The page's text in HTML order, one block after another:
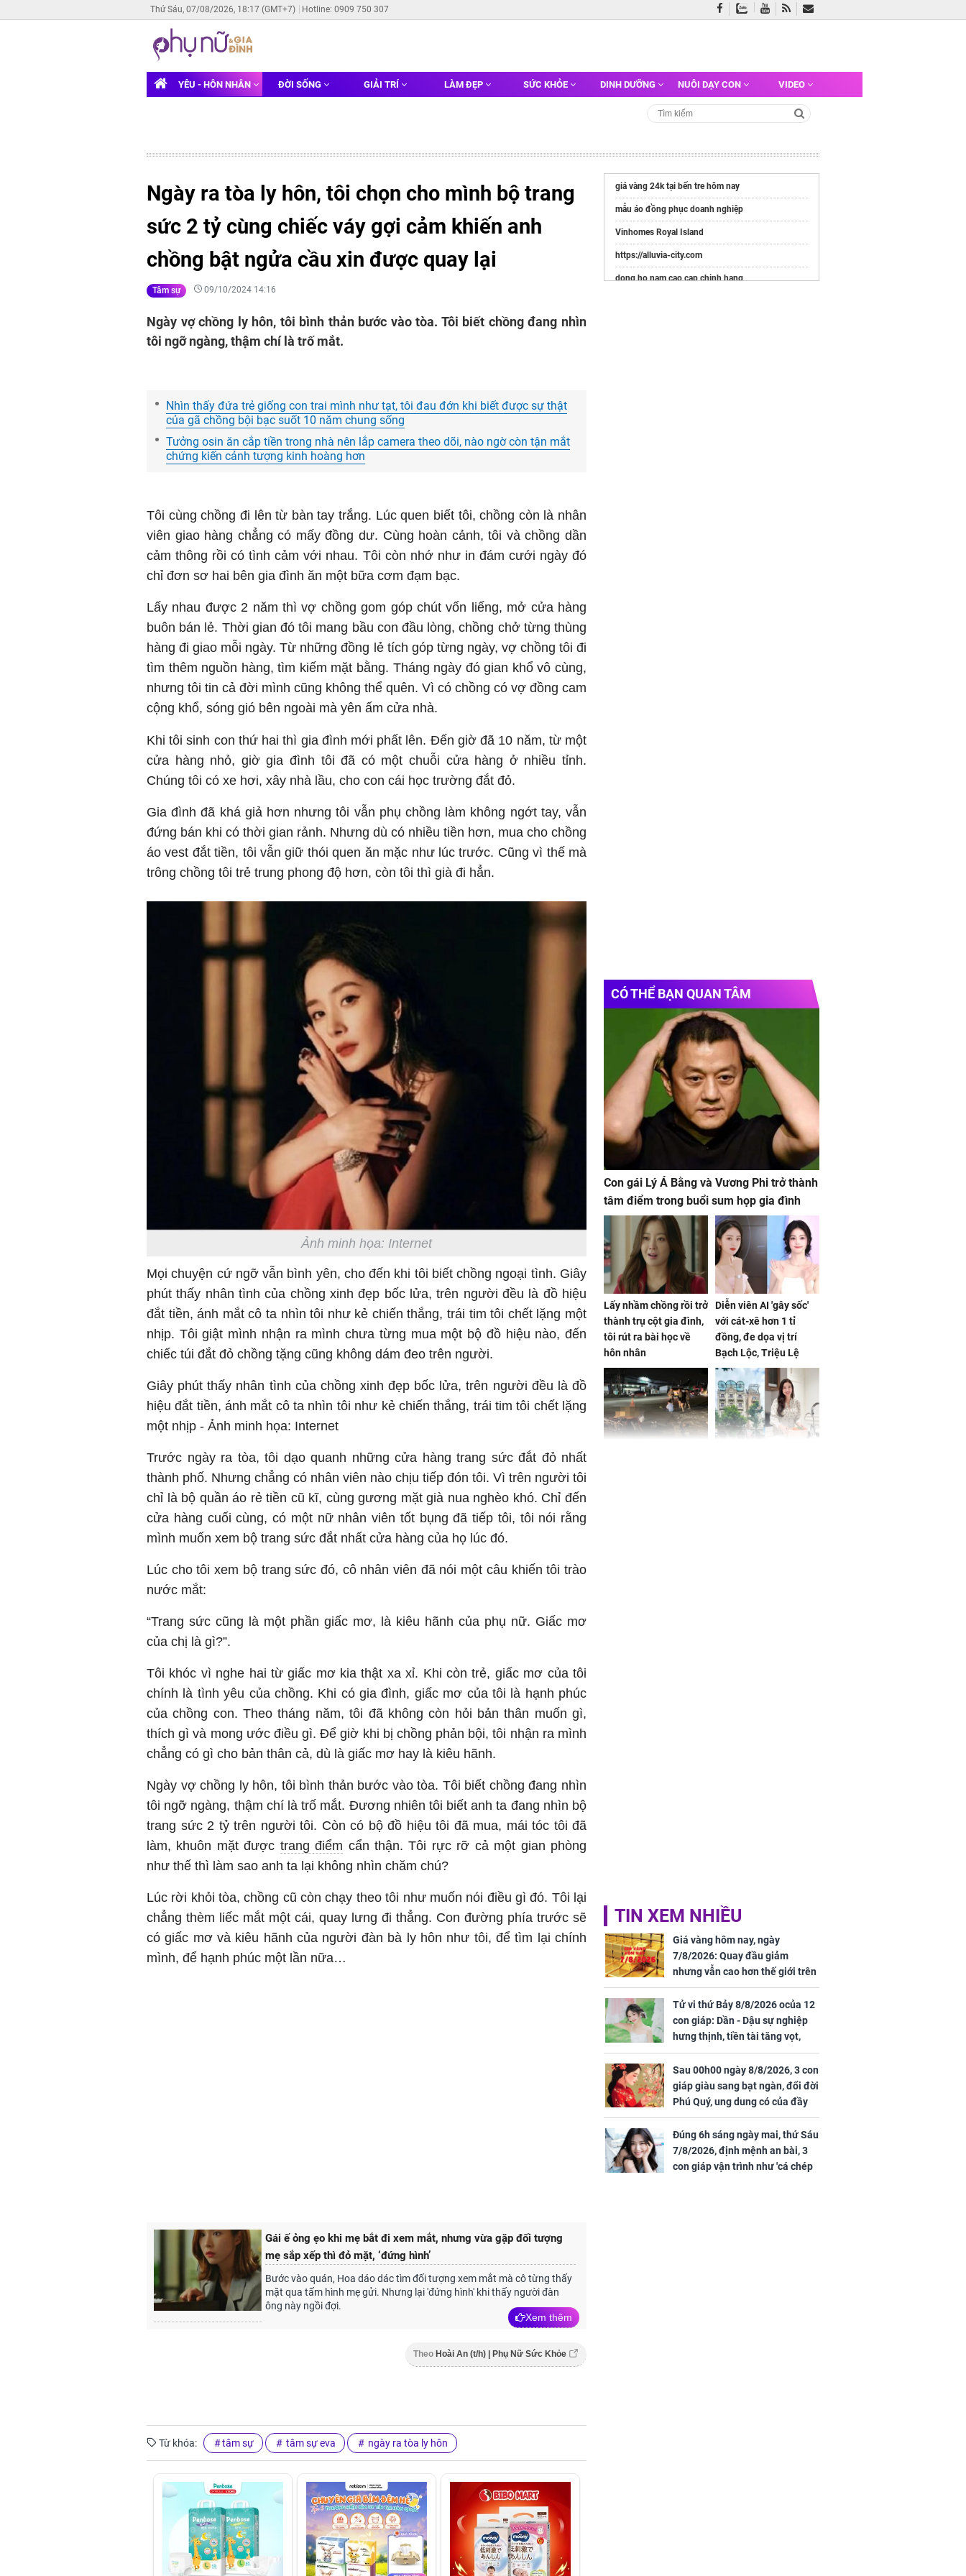
Thứ Sáu, 07/08/2026, 18:17 (GMT+7) Hotline: 0909 750 307
YÊU - HÔN NHÂN ĐỜI SỐNG GIẢI TRÍ LÀM ĐẸP SỨC KHỎE DINH DƯỠNG NUÔI DẠY CON VIDEO
Ngày ra tòa ly hôn, tôi chọn cho mình bộ trang
sức 2 tỷ cùng chiếc váy gợi cảm khiến anh
chồng bật ngửa cầu xin được quay lại
Tâm sự 09/10/2024 14:16
Ngày vợ chồng ly hôn, tôi bình thản bước vào tòa. Tôi biết chồng đang nhìn
tôi ngỡ ngàng, thậm chí là trố mắt.
Nhìn thấy đứa trẻ giống con trai mình như tạt, tôi đau đớn khi biết được sự thật
của gã chồng bội bạc suốt 10 năm chung sống
Tưởng osin ăn cắp tiền trong nhà nên lắp camera theo dõi, nào ngờ còn tận mắt
chứng kiến cảnh tượng kinh hoàng hơn
Tôi cùng chồng đi lên từ bàn tay trắng. Lúc quen biết tôi, chồng còn là nhân
viên giao hàng chẳng có mấy đồng dư. Cùng hoàn cảnh, tôi và chồng dần
cảm thông rồi có tình cảm với nhau. Tôi còn nhớ như in đám cưới ngày đó
chỉ đơn sơ hai bên gia đình ăn một bữa cơm đạm bạc.
Lấy nhau được 2 năm thì vợ chồng gom góp chút vốn liếng, mở cửa hàng
buôn bán lẻ. Thời gian đó tôi mang bầu con đầu lòng, chồng chở từng thùng
hàng đi giao mỗi ngày. Từ những đồng lẻ tích góp từng ngày, vợ chồng tôi đi
tìm thêm nguồn hàng, tìm kiếm mặt bằng. Tháng ngày đó gian khổ vô cùng,
nhưng tôi tin cả đời mình cũng không thể quên. Vì có chồng có vợ đồng cam
cộng khổ, sóng gió bên ngoài mà yên ấm cửa nhà.
Khi tôi sinh con thứ hai thì gia đình mới phất lên. Đến giờ đã 10 năm, từ một
cửa hàng nhỏ, giờ gia đình tôi đã có một chuỗi cửa hàng ở nhiều tỉnh.
Chúng tôi có xe hơi, xây nhà lầu, cho con cái học trường đắt đỏ.
Gia đình đã khá giả hơn nhưng tôi vẫn phụ chồng làm không ngớt tay, vẫn
đứng bán khi có thời gian rảnh. Nhưng dù có nhiều tiền hơn, mua cho chồng
áo vest đắt tiền, tôi vẫn giữ thói quen ăn mặc như lúc trước. Cũng vì thế mà
trông chồng tôi trẻ trung phong độ hơn, còn tôi thì già đi hẳn.
Ảnh minh họa: Internet
Mọi chuyện cứ ngỡ vẫn bình yên, cho đến khi tôi biết chồng ngoại tình. Giây
phút thấy nhân tình của chồng xinh đẹp bốc lửa, trên người đều là đồ hiệu
đắt tiền, ánh mắt cô ta nhìn tôi như kẻ chiến thắng, trái tim tôi chết lặng một
nhịp. Tôi giật mình nhận ra mình chưa từng mua một bộ đồ hiệu nào, đến
chiếc túi đắt đỏ chồng tặng cũng không dám đeo trên người.
Giây phút thấy nhân tình của chồng xinh đẹp bốc lửa, trên người đều là đồ
hiệu đắt tiền, ánh mắt cô ta nhìn tôi như kẻ chiến thắng, trái tim tôi chết lặng
một nhịp - Ảnh minh họa: Internet
Trước ngày ra tòa, tôi dạo quanh những cửa hàng trang sức đắt đỏ nhất
thành phố. Nhưng chẳng có nhân viên nào chịu tiếp đón tôi. Vì trên người tôi
chỉ là bộ quần áo rẻ tiền cũ kĩ, cùng gương mặt già nua nghèo khó. Chỉ đến
cửa hàng cuối cùng, có một nữ nhân viên tốt bụng đã tiếp tôi, tôi nói rằng
mình muốn xem bộ trang sức đắt nhất cửa hàng của họ lúc đó.
Lúc cho tôi xem bộ trang sức đó, cô nhân viên đã nói một câu khiến tôi trào
nước mắt:
“Trang sức cũng là một phần giấc mơ, là kiêu hãnh của phụ nữ. Giấc mơ
của chị là gì?”.
Tôi khóc vì nghe hai từ giấc mơ kia thật xa xỉ. Khi còn trẻ, giấc mơ của tôi
chính là tình yêu của chồng. Khi có gia đình, giấc mơ của tôi là hạnh phúc
của chồng con. Theo tháng năm, tôi đã không còn hỏi bản thân muốn gì,
thích gì và mong ước điều gì. Để giờ khi bị chồng phản bội, tôi nhận ra mình
chẳng có gì cho bản thân cả, dù là giấc mơ hay là kiêu hãnh.
Ngày vợ chồng ly hôn, tôi bình thản bước vào tòa. Tôi biết chồng đang nhìn
tôi ngỡ ngàng, thậm chí là trố mắt. Đương nhiên tôi biết anh ta đang nhìn bộ
trang sức 2 tỷ trên người tôi. Còn có bộ đồ hiệu tôi đã mua, mái tóc tôi đã
làm, khuôn mặt được trang điểm cẩn thận. Tôi rực rỡ cả một gian phòng
như thế thì làm sao anh ta lại không nhìn chăm chú?
Lúc rời khỏi tòa, chồng cũ còn chạy theo tôi như muốn nói điều gì đó. Tôi lại
chẳng thèm liếc mắt một cái, quay lưng đi thẳng. Con đường phía trước sẽ
có giấc mơ và kiêu hãnh của người đàn bà ly hôn như tôi, để tìm lại chính
mình, để hạnh phúc một lần nữa…
Gái ế ỏng ẹo khi mẹ bắt đi xem mắt, nhưng vừa gặp đối tượng
mẹ sắp xếp thì đỏ mặt, ‘đứng hình’
Bước vào quán, Hoa dáo dác tìm đối tượng xem mắt mà cô từng thấy
mặt qua tấm hình mẹ gửi. Nhưng lại 'đứng hình' khi thấy người đàn
ông này ngồi đợi.
Xem thêm
Theo Hoài An (t/h) | Phụ Nữ Sức Khỏe
Từ khóa: tâm sự tâm sự eva ngày ra tòa ly hôn
giá vàng 24k tại bến tre hôm nay
mẫu áo đồng phục doanh nghiệp
Vinhomes Royal Island
https://alluvia-city.com
dong ho nam cao cap chinh hang
CÓ THỂ BẠN QUAN TÂM
Con gái Lý Á Bằng và Vương Phi trở thành
tâm điểm trong buổi sum họp gia đình
Lấy nhầm chồng rồi trở
thành trụ cột gia đình,
tôi rút ra bài học về
hôn nhân
Diễn viên AI 'gây sốc'
với cát-xê hơn 1 tỉ
đồng, đe dọa vị trí
Bạch Lộc, Triệu Lệ
Dĩnh
TIN XEM NHIỀU
Giá vàng hôm nay, ngày
7/8/2026: Quay đầu giảm
nhưng vẫn cao hơn thế giới trên
7 triệu đồng
Tử vi thứ Bảy 8/8/2026 ocủa 12
con giáp: Dần - Dậu sự nghiệp
hưng thịnh, tiền tài tăng vọt,
Mão - Thân công việc bất trắc,
tiền mất tật mang
Sau 00h00 ngày 8/8/2026, 3 con
giáp giàu sang bạt ngàn, đổi đời
Phú Quý, ung dung có của đầy
nhà, ngày càng hưng thịnh sung
túc
Đúng 6h sáng ngày mai, thứ Sáu
7/8/2026, định mệnh an bài, 3
con giáp vận trình như 'cá chép